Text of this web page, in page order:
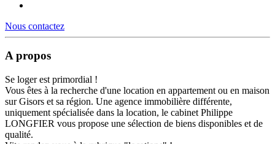
Nous contactez
A propos
Se loger est primordial !
Vous êtes à la recherche d'une location en appartement ou en maison
sur Gisors et sa région. Une agence immobilière différente,
uniquement spécialisée dans la location, le cabinet Philippe
LONGFIER vous propose une sélection de biens disponibles et de
qualité.